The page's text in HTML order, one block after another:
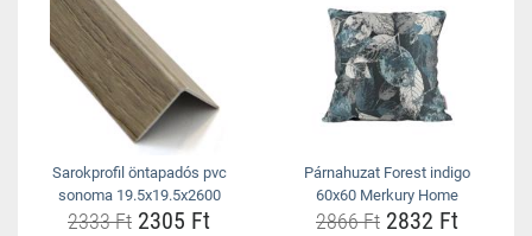
Sarokprofil öntapadós pvc
sonoma 19.5x19.5x2600
2333 Ft 2305 Ft
Párnahuzat Forest indigo
60x60 Merkury Home
2866 Ft 2832 Ft